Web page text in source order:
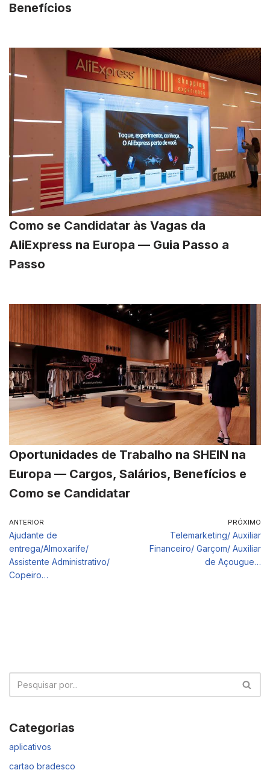
Benefícios
Como se Candidatar às Vagas da
AliExpress na Europa — Guia Passo a
Passo
Oportunidades de Trabalho na SHEIN na
Europa — Cargos, Salários, Benefícios e
Como se Candidatar
ANTERIOR
Ajudante de
entrega/Almoxarife/
Assistente Administrativo/
Copeiro…
PRÓXIMO
Telemarketing/ Auxiliar
Financeiro/ Garçom/ Auxiliar
de Açougue…
Categorias
aplicativos
cartao bradesco